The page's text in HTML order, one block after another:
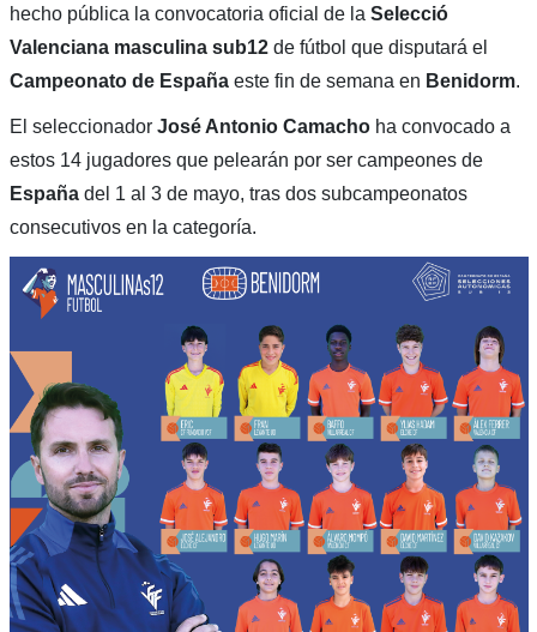
hecho pública la convocatoria oficial de la Selecció
Valenciana masculina sub12de fútbol que disputará el
Campeonato de Españaeste fin de semana en Benidorm.
El seleccionador José Antonio Camachoha convocado a
estos 14 jugadores que pelearán por ser campeones de
Españadel 1 al 3 de mayo, tras dos subcampeonatos
consecutivos en la categoría.